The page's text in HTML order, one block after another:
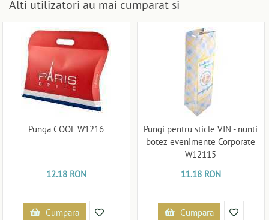
Alti utilizatori au mai cumparat si
Punga COOL W1216
12.18 RON
Cumpara
Pungi pentru sticle VIN - nunti
botez evenimente Corporate
W12115
11.18 RON
Cumpara